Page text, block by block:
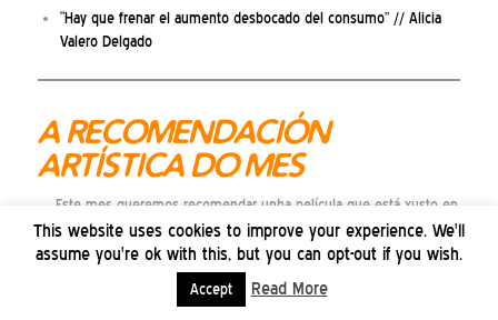
“Hay que frenar el aumento desbocado del consumo” // Alicia
Valero Delgado
A RECOMENDACIÓN
ARTÍSTICA DO MES
Este mes queremos recomendar unha película que está xusto en
cartelera. Fala do apego á terra de quen vén dunha familia de
labregas, da invasión da agroindustria, e deses paradoxos coa «vida
moderna» e as novas xeneracións do rural que non saben se correr
pola eira ou pasar o día no TikTok. Trátase da película «
This website uses cookies to improve your experience. We'll
assume you're ok with this, but you can opt-out if you wish.
Accept Read More